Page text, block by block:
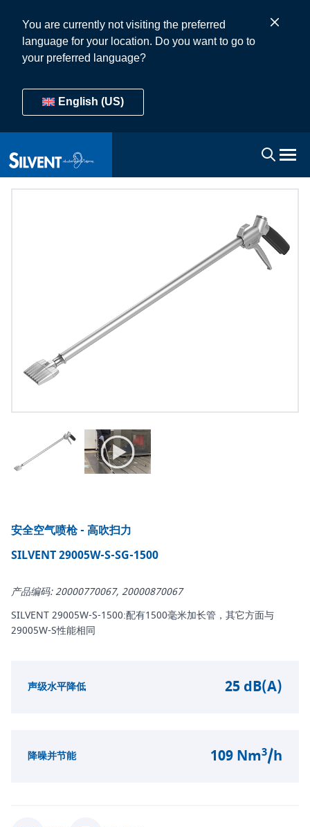
You are currently not visiting the preferred
language for your location. Do you want to go to
your preferred language?
English (US)
安全空气喷枪 - 高吹扫力
SILVENT 29005W-S-SG-1500
产品编码: 20000770067, 20000870067
SILVENT 29005W-S-1500:配有1500毫米加长管，其它方面与
29005W-S性能相同
声级水平降低 25 dB(A)
降噪并节能 109 Nm3/h